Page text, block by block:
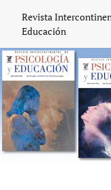
Revista
Revista
Educación